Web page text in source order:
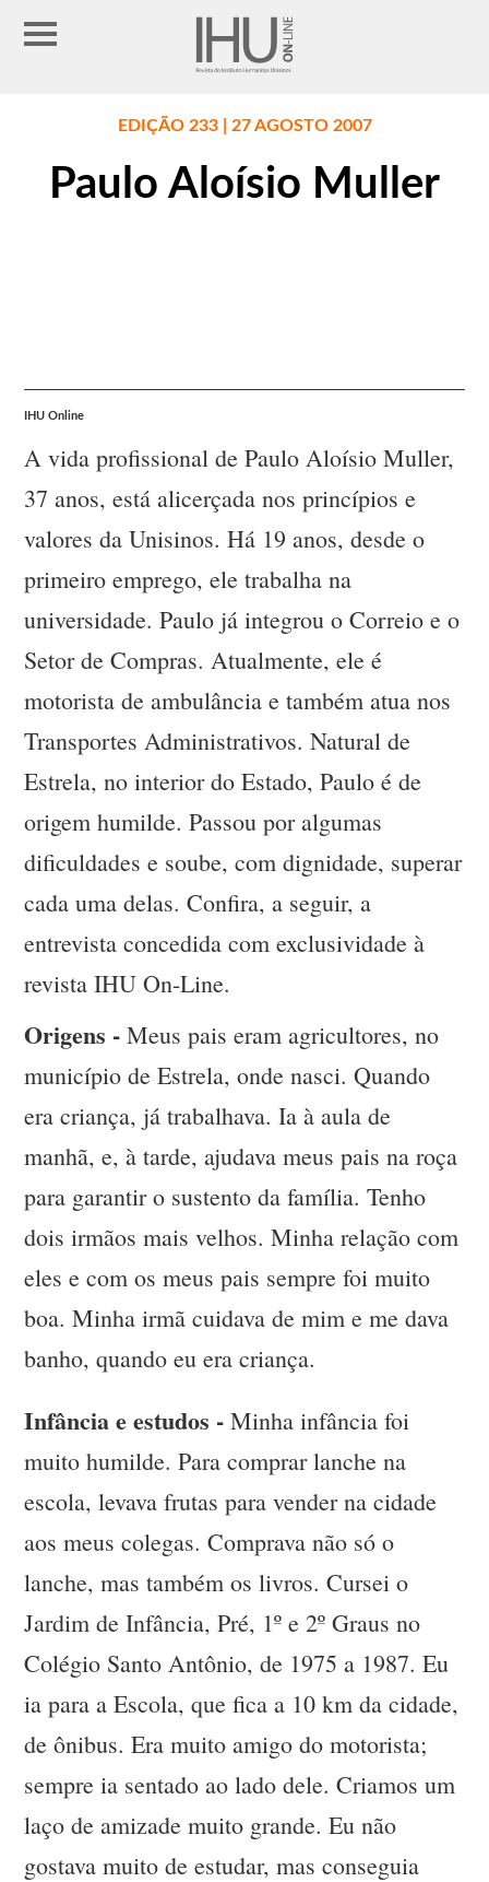
EDIÇÃO 233 | 27 AGOSTO 2007
Paulo Aloísio Muller
IHU Online
A vida profissional de Paulo Aloísio Muller,
37 anos, está alicerçada nos princípios e
valores da Unisinos. Há 19 anos, desde o
primeiro emprego, ele trabalha na
universidade. Paulo já integrou o Correio e o
Setor de Compras. Atualmente, ele é
motorista de ambulância e também atua nos
Transportes Administrativos. Natural de
Estrela, no interior do Estado, Paulo é de
origem humilde. Passou por algumas
dificuldades e soube, com dignidade, superar
cada uma delas. Confira, a seguir, a
entrevista concedida com exclusividade à
revista IHU On-Line.
Origens - Meus pais eram agricultores, no
município de Estrela, onde nasci. Quando
era criança, já trabalhava. Ia à aula de
manhã, e, à tarde, ajudava meus pais na roça
para garantir o sustento da família. Tenho
dois irmãos mais velhos. Minha relação com
eles e com os meus pais sempre foi muito
boa. Minha irmã cuidava de mim e me dava
banho, quando eu era criança.
Infância e estudos - Minha infância foi
muito humilde. Para comprar lanche na
escola, levava frutas para vender na cidade
aos meus colegas. Comprava não só o
lanche, mas também os livros. Cursei o
Jardim de Infância, Pré, 1º e 2º Graus no
Colégio Santo Antônio, de 1975 a 1987. Eu
ia para a Escola, que fica a 10 km da cidade,
de ônibus. Era muito amigo do motorista;
sempre ia sentado ao lado dele. Criamos um
laço de amizade muito grande. Eu não
gostava muito de estudar, mas conseguia